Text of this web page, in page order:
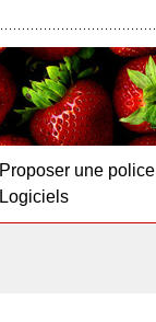
Proposer une police
Logiciels